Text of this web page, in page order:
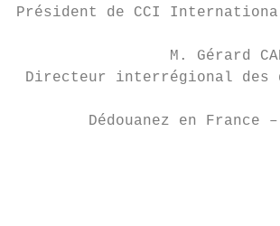
Président de CCI
M. Gérard
Directeur interrégional des
Dédouanez en France